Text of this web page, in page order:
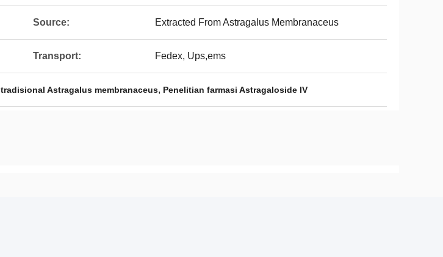
Source: Extracted From Astragalus Membranaceus
Transport: Fedex, Ups,ems
Astragalus membranaceus, Penelitian farmasi Astragaloside IV